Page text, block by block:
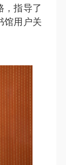
，指导了
馆用户关